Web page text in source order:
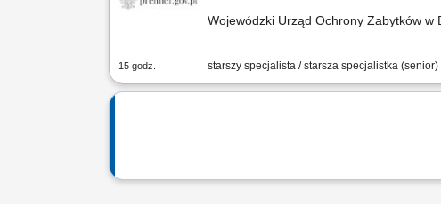
Wojewódzki Urząd Ochrony Zabytków w
starszy specjalista / starsza specjalistka (senior)
15 godz.